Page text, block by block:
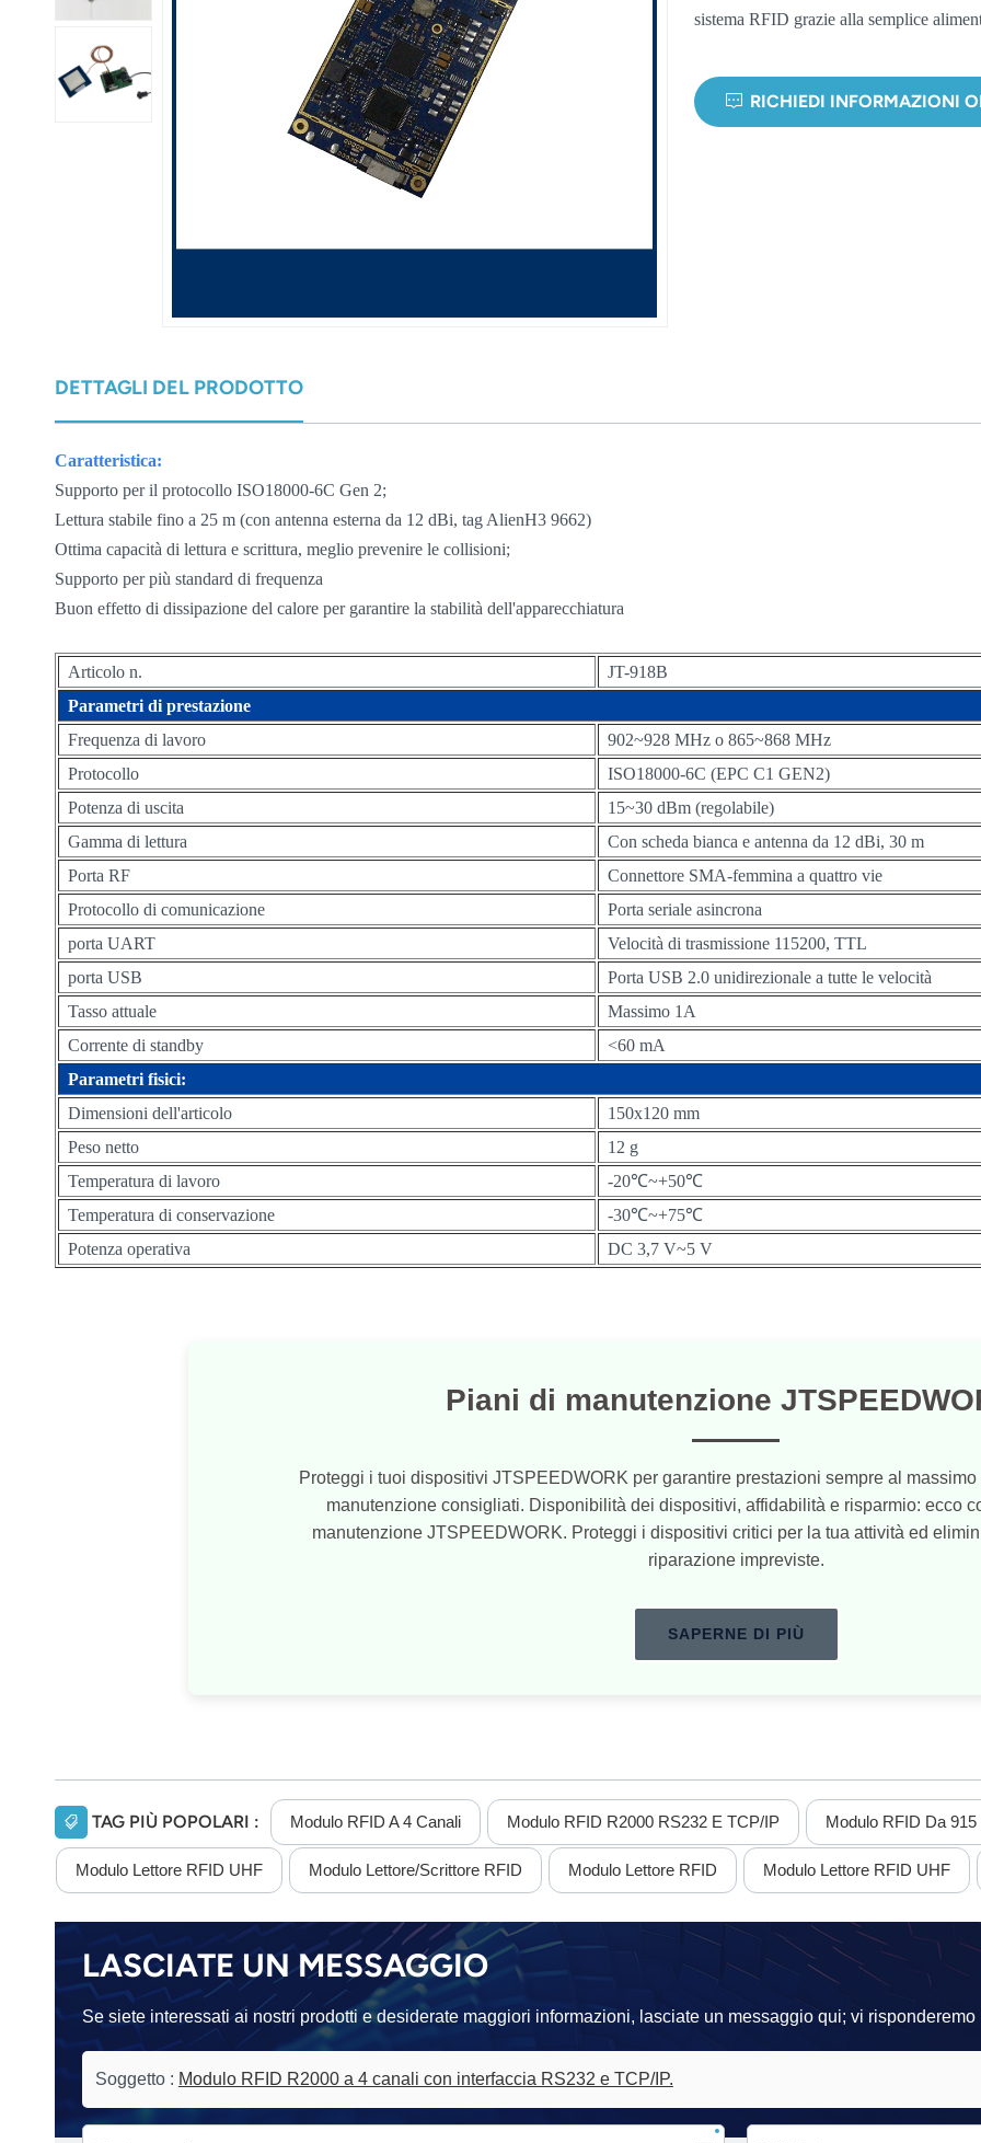
عربي
日语
한국어
Türk
Polski
norsk
magyar
sistema RFID grazie alla semplice
RICHIEDI INFORMAZIONI
DETTAGLI DEL PRODOTTO
Caratteristica:
Supporto per il protocollo ISO18000-6C Gen 2;
Lettura stabile fino a 25 m (con antenna esterna da 12 dBi, tag AlienH3 9662)
Ottima capacità di lettura e scrittura, meglio prevenire le collisioni;
Supporto per più standard di frequenza
Buon effetto di dissipazione del calore per garantire la stabilità dell'apparecchiatura
Articolo n.
JT-918B
Parametri di prestazione
Frequenza di lavoro
902~928 MHz o 865~868 MHz
Protocollo
ISO18000-6C (EPC C1 GEN2)
Potenza di uscita
15~30 dBm (regolabile)
Gamma di lettura
Con scheda bianca e antenna da 12 dBi, 30 m
Porta RF
Connettore SMA-femmina a quattro vie
Protocollo di comunicazione
Porta seriale asincrona
porta UART
Velocità di trasmissione 115200, TTL
porta USB
Porta USB 2.0 unidirezionale a tutte le velocità
Tasso attuale
Massimo 1A
Corrente di standby
<60 mA
Parametri fisici:
Dimensioni dell'articolo
150x120 mm
Peso netto
12 g
Temperatura di lavoro
-20℃~+50℃
Temperatura di conservazione
-30℃~+75℃
Potenza operativa
DC 3,7 V~5 V
Piani di manutenzione
Proteggi i tuoi dispositivi JTSPEEDWORK per garantire prestazioni sempre al
manutenzione consigliati. Disponibilità dei dispositivi, affidabilità e risparmio: ecco
manutenzione JTSPEEDWORK. Proteggi i dispositivi critici per la tua attività ed
riparazione impreviste.
SAPERNE DI PIÙ
TAG PIÙ POPOLARI : Modulo RFID A 4 Canali Modulo RFID R2000 RS232 E TCP/IP Modulo RFID Da
Modulo Lettore RFID UHF Modulo Lettore/scrittore RFID Modulo Lettore RFID Modulo Lettore RFID UHF
LASCIATE UN MESSAGGIO
Se siete interessati ai nostri prodotti e desiderate maggiori informazioni, lasciate un messaggio qui; vi
Soggetto : Modulo RFID R2000 a 4 canali con interfaccia RS232 e TCP/IP.